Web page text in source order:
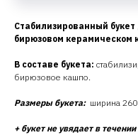
Стабилизированный
бирюзовом керамическом
В составе букета:
бирюзовое кашпо.
Размеры букета:ширина 260
+ букет не увядает в течении